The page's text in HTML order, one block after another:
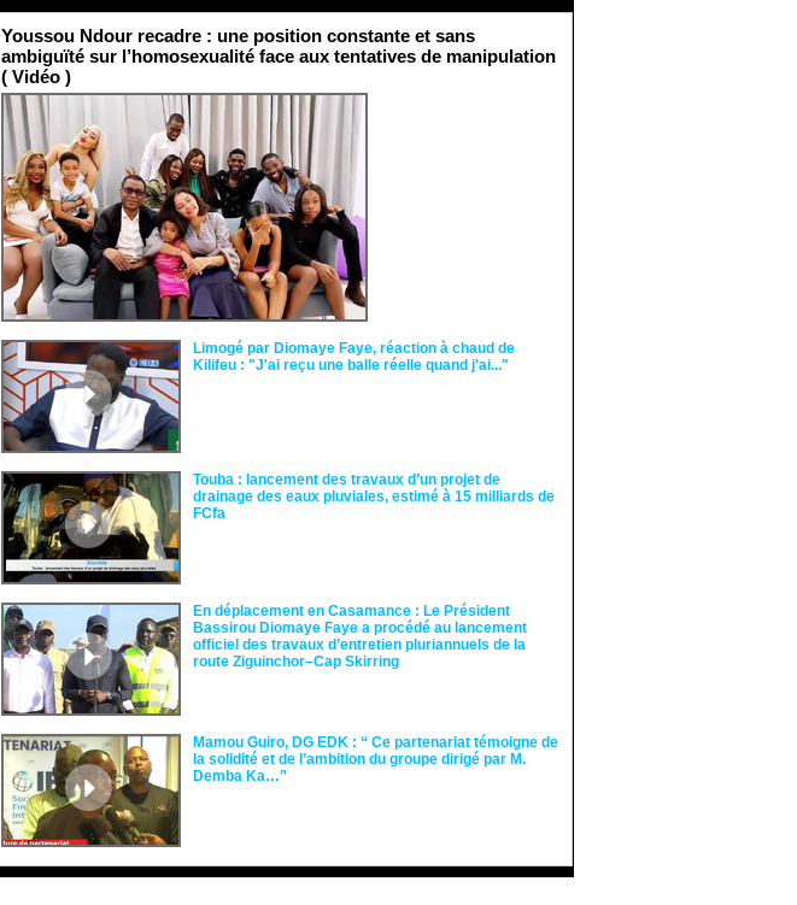
Youssou Ndour recadre : une position constante et sans
ambiguïté sur l’homosexualité face aux tentatives de manipulation
( Vidéo )
Limogé par Diomaye Faye, réaction à chaud de
Kilifeu : "J'ai reçu une balle réelle quand j'ai..."
Touba : lancement des travaux d’un projet de
drainage des eaux pluviales, estimé à 15 milliards de
FCfa ‎
En déplacement en Casamance : Le Président
Bassirou Diomaye Faye a procédé au lancement
officiel des travaux d’entretien pluriannuels de la
route Ziguinchor–Cap Skirring
Mamou Guiro, DG EDK : “ Ce partenariat témoigne de
la solidité et de l’ambition du groupe dirigé par M.
Demba Ka…”